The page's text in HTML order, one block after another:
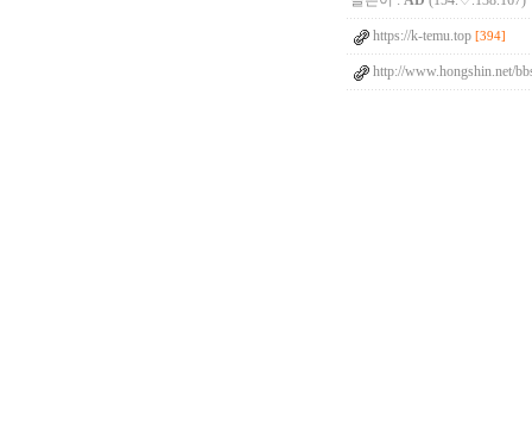
https://k-temu.top [394]
http://www.hongshin.net/